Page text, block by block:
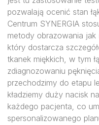
pozwalają ocenić stan
Centrum SYNERGIA
metody obrazowania jak
który dostarcza
tkanek miękkich, w tym
zdiagnozowaniu
przechodzimy do etapu
kładziemy duży nacisk na
każdego pacjenta, co
spersonalizowanego